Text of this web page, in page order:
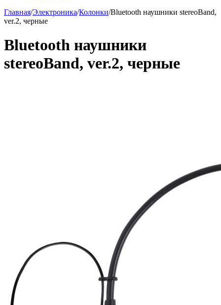
Главная/Электроника/Колонки/Bluetooth наушники stereoBand,
ver.2, черные
Bluetooth наушники
stereoBand, ver.2, черные